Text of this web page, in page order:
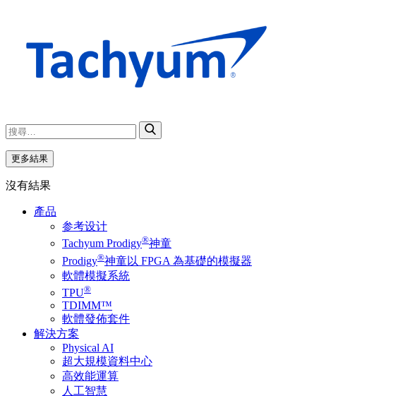
更多結果
沒有結果
產品
参考设计
Tachyum Prodigy®神童
Prodigy®神童以 FPGA 為基礎的模擬器
軟體模擬系統
TPU®
TDIMM™
軟體發佈套件
解決方案
Physical AI
超大規模資料中心
高效能運算
人工智慧